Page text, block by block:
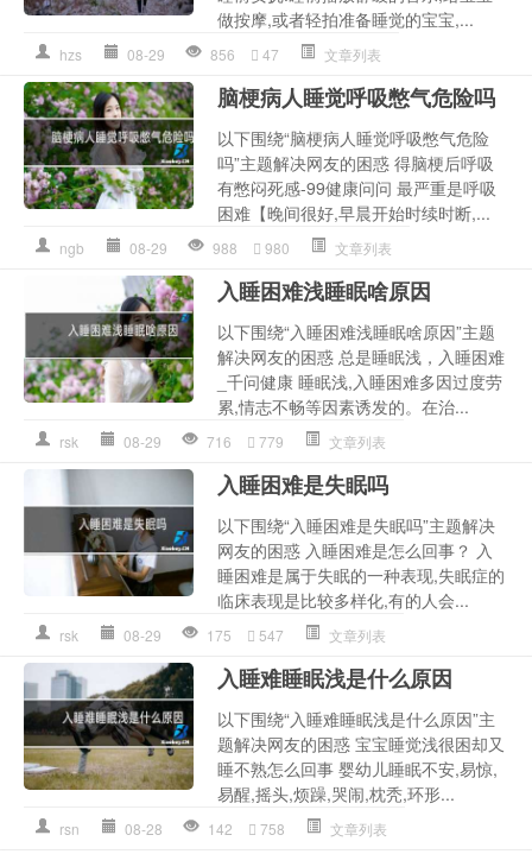
做按摩,或者轻拍准备睡觉的宝宝,...
hzs 08-29 856 47 文章列表
脑梗病人睡觉呼吸憋气危险吗
以下围绕“脑梗病人睡觉呼吸憋气危险
吗”主题解决网友的困惑 得脑梗后呼吸
有憋闷死感-99健康问问 最严重是呼吸
困难【晚间很好,早晨开始时续时断,...
ngb 08-29 988 980 文章列表
入睡困难浅睡眠啥原因
以下围绕“入睡困难浅睡眠啥原因”主题
解决网友的困惑 总是睡眠浅，入睡困难
_千问健康 睡眠浅,入睡困难多因过度劳
累,情志不畅等因素诱发的。在治...
rsk 08-29 716 779 文章列表
入睡困难是失眠吗
以下围绕“入睡困难是失眠吗”主题解决
网友的困惑 入睡困难是怎么回事？ 入
睡困难是属于失眠的一种表现,失眠症的
临床表现是比较多样化,有的人会...
rsk 08-29 175 547 文章列表
入睡难睡眠浅是什么原因
以下围绕“入睡难睡眠浅是什么原因”主
题解决网友的困惑 宝宝睡觉浅很困却又
睡不熟怎么回事 婴幼儿睡眠不安,易惊,
易醒,摇头,烦躁,哭闹,枕秃,环形...
rsn 08-28 142 758 文章列表